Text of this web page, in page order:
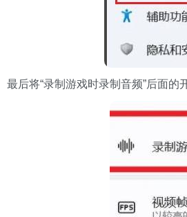
将“录制游戏时录制音频”后面的开